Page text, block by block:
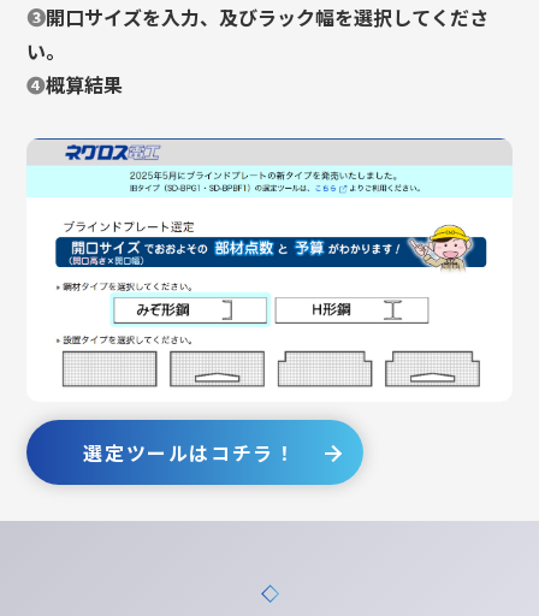
❸開口サイズを入力、及びラック幅を選択してくださ
い。
❹概算結果
選定ツールはコチラ！